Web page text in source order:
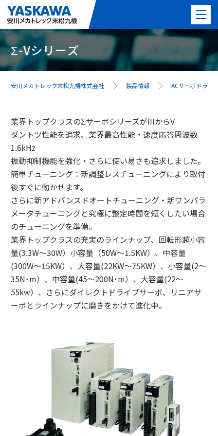
最新情報
会社案内
採用情報
製品情報
事業紹介
よくある質問
相談窓口
Σ-Vシリーズ
安川メカトレック末松九機株式会社 製品情報 ACサーボドライ
業界トップクラスのΣサーボシリーズがIIIからV
ダントツ性能を追求、業界最高性能・速度応答周波数
1.6kHz
振動抑制機能を強化・さらに使い易さも追求しました。
簡単チューニング：新調整レスチューニングにより取付
後すぐに動かせます。
さらに新アドバンスドオートチューニング・新ワンパラ
メータチューニングと究極に整定時間を短くしたい場合
のチューニングを準備。
業界トップクラスの充実のラインナップ、回転形超小容
量(3.3W～30W）小容量（50W～1.5KW）、中容量
(300W～15KW）、大容量(22KW～75KW）、小容量(2～
35N･m）、中容量(45～200N･m）、大容量(22～
55kw）、さらにダイレクトドライブサーボ、リニアサ
ーボとラインナップに磨きをかけて進化中。